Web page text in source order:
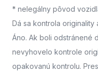
* nelegálny pôvod
Dá sa kontrola
Áno. Ak boli odstránené
nevyhovelo kontrole
opakovanú kontrolu.